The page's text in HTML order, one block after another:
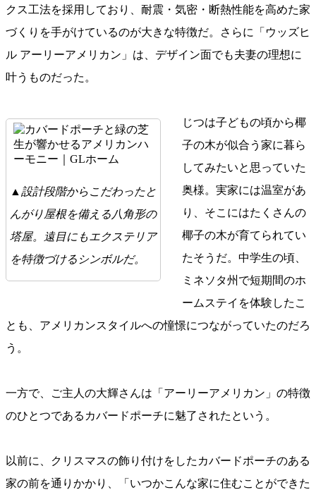
クス工法を採用しており、耐震・気密・断熱性能を高めた家
づくりを手がけているのが大きな特徴だ。さらに「ウッズヒ
ル アーリーアメリカン」は、デザイン面でも夫妻の理想に
叶うものだった。
▲設計段階からこだわったと
んがり屋根を備える八角形の
塔屋。遠目にもエクステリア
を特徴づけるシンボルだ。
じつは子どもの頃から椰
子の木が似合う家に暮ら
してみたいと思っていた
奥様。実家には温室があ
り、そこにはたくさんの
椰子の木が育てられてい
たそうだ。中学生の頃、
ミネソタ州で短期間のホ
ームステイを体験したこ
とも、アメリカンスタイルへの憧憬につながっていたのだろ
う。
一方で、ご主人の大輝さんは「アーリーアメリカン」の特徴
のひとつであるカバードポーチに魅了されたという。
以前に、クリスマスの飾り付けをしたカバードポーチのある
家の前を通りかかり、「いつかこんな家に住むことができた